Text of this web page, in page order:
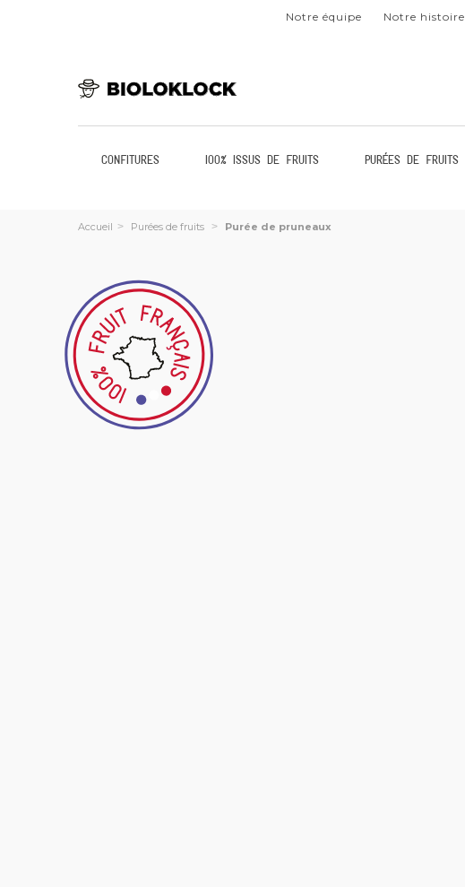
Notre équipe Notre histoire
Confitures 100% issus de fruits Purées de fruits
Accueil > Purées de fruits > Purée de pruneaux